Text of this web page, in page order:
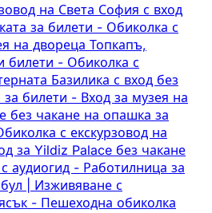
на Света София с вход
за билети - Обиколка с
на двореца Топкапъ,
билети - Обиколка с
Базилика с вход без
билети - Вход за музея на
без чакане на опашка за
с екскурзовод на
за Yildiz Palace без чакане
аудиогид - Работилница за
| Изживяване с
- Пешеходна обиколка